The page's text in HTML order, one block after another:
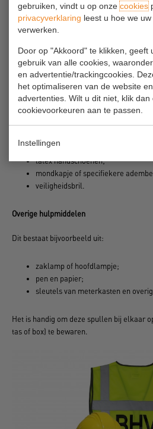
gebruiken, vindt u op onzecookies
privacyverklaring leest u hoe we
verwerken.
Door op "Akkoord" te klikken, geeft
gebruik van alle cookies,
en advertentie/trackingcookies.
het optimaliseren van de website
advertenties. Wilt u dit niet, klik
cookievoorkeuren aan te passen.
Instellingen
Wat de inhoud van de EHBO-trommels /
van de mogelijke soorten letsel bij de
te raden om hiervoor te overleggen met
materialen. Klik hier voor Standaard
Persoonlijke bescherming
Bij de verzorging van gewonden en de
chemicaliën lopen de BHV-ers zelf ook
beschermen kan de BHV-er het
latex handschoenen;
mondkapje of specifiekere
veiligheidsbril.
Overige hulpmiddelen
Dit bestaat bijvoorbeeld uit:
zaklamp of hoofdlampje;
pen en papier;
sleutels van meterkasten en
Het is handig om deze spullen bij elkaar
tas of box) te bewaren.